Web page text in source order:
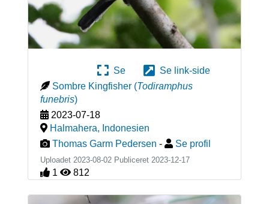
Se
Se link-side
Sombre Kingfisher (Todiramphus
funebris)
2023-07-18
Halmahera, Indonesien
Thomas Garm Pedersen - Se profil
Uploadet 2023-08-02 Publiceret 2023-12-17
1 812